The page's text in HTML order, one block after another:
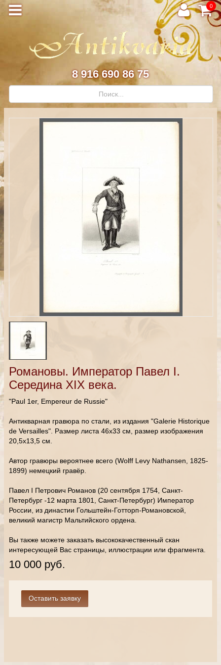
0
8 916 690 86 75
Романовы. Император Павел I.
Середина XIX века.
"Paul 1er, Empereur de Russie"
Антикварная гравюра по стали, из издания "Galerie Historique
de Versailles". Размер листа 46х33 см, размер изображения
20,5х13,5 см.
Автор гравюры вероятнее всего (Wolff Levy Nathansen, 1825-
1899) немецкий гравёр.
Павел I Петрович Романов (20 сентября 1754, Санкт-
Петербург -12 марта 1801, Санкт-Петербург) Император
России, из династии Гольштейн-Готторп-Романовской,
великий магистр Мальтийского ордена.
Вы также можете заказать высококачественный скан
интересующей Вас страницы, иллюстрации или фрагмента.
10 000 руб.